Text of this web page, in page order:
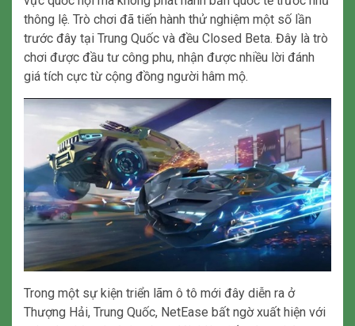
thông lệ. Trò chơi đã tiến hành thử nghiệm một số lần
trước đây tại Trung Quốc và đều Closed Beta. Đây là trò
chơi được đầu tư công phu, nhận được nhiều lời đánh
giá tích cực từ cộng đồng người hâm mộ.
Trong một sự kiện triển lãm ô tô mới đây diễn ra ở
Thượng Hải, Trung Quốc, NetEase bất ngờ xuất hiện với